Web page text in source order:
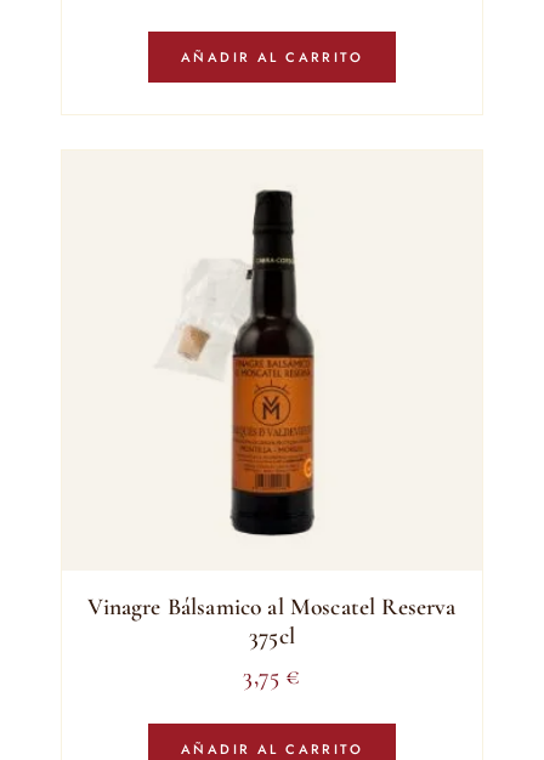
AÑADIR AL CARRITO
Vinagre Bálsamico al Moscatel Reserva
375cl
3,75 €
AÑADIR AL CARRITO